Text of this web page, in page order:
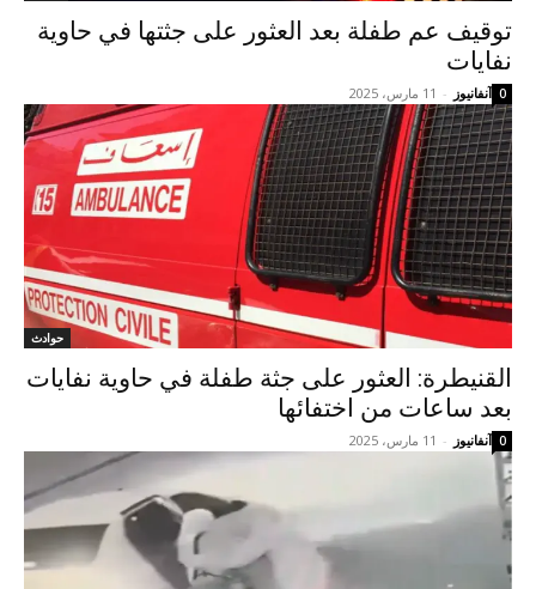
توقيف عم طفلة بعد العثور على جثتها في حاوية
نفايات
آنفانيوز - 11 مارس، 2025 0
حوادث
القنيطرة: العثور على جثة طفلة في حاوية نفايات
بعد ساعات من اختفائها
آنفانيوز - 11 مارس، 2025 0